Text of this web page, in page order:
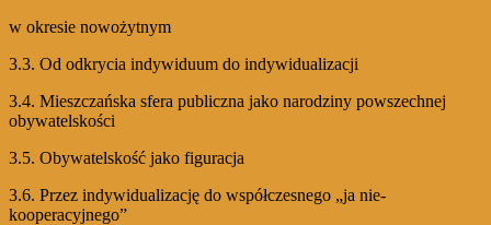
w okresie nowożytnym
3.3. Od odkrycia indywiduum do indywidualizacji
3.4. Mieszczańska sfera publiczna jako narodziny powszechnej
obywatelskości
3.5. Obywatelskość jako figuracja
3.6. Przez indywidualizację do współczesnego „ja nie-
kooperacyjnego”